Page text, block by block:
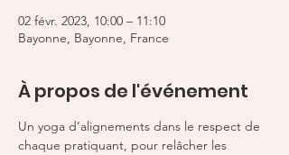
02 févr. 2023, 10:00 – 11:10
Bayonne, Bayonne, France
À propos de l'événement
Un yoga d’alignements dans le respect de
chaque pratiquant, pour relâcher les